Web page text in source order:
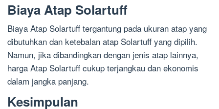
Biaya Atap Solartuff
Biaya Atap Solartuff tergantung pada ukuran atap yang
dibutuhkan dan ketebalan atap Solartuff yang dipilih.
Namun, jika dibandingkan dengan jenis atap lainnya,
harga Atap Solartuff cukup terjangkau dan ekonomis
dalam jangka panjang.
Kesimpulan